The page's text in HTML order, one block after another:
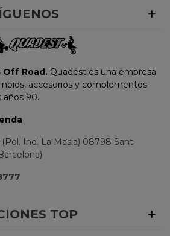
Off Road. Quadest es una empresa
accesorios y complementos
años 90.
Ind. La Masia) 08798 Sant
TOP